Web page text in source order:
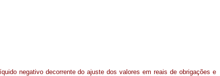
negativo decorrente do ajuste dos valores em reais de obrigações e